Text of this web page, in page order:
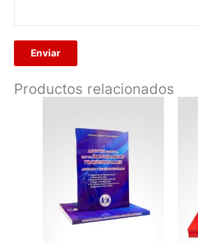
Productos relacionados